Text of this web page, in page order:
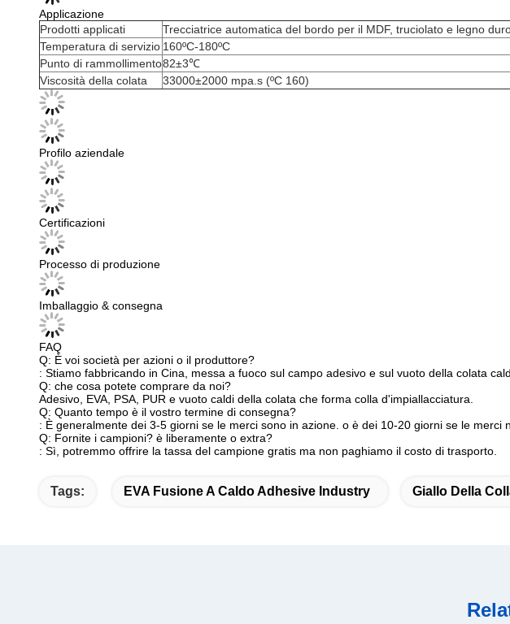
Applicazione
Prodotti applicati
Trecciatrice automatica del bordo per il MDF, truciolato e legno
Temperatura di servizio 160ºC-180ºC
Punto di rammollimento82±3℃
Viscosità della colata
33000±2000 mpa.s (ºC 160)
Profilo aziendale
Certificazioni
Processo di produzione
Imballaggio & consegna
FAQ
Q: È voi società per azioni o il produttore?
: Stiamo fabbricando in Cina, messa a fuoco sul campo adesivo e sul vuoto della colata
Q: che cosa potete comprare da noi?
Adesivo, EVA, PSA, PUR e vuoto caldi della colata che forma colla d'impiallacciatura.
Q: Quanto tempo è il vostro termine di consegna?
: È generalmente dei 3-5 giorni se le merci sono in azione. o è dei 10-20 giorni se le merci
Q: Fornite i campioni? è liberamente o extra?
: Sì, potremmo offrire la tassa del campione gratis ma non paghiamo il costo di trasporto.
Tags: EVA Fusione A Caldo Adhesive Industry Giallo Della